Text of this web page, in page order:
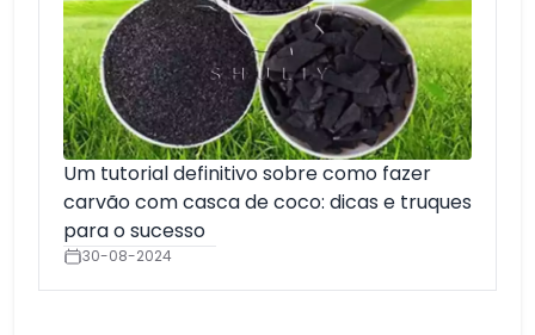
Um tutorial definitivo sobre como fazer
carvão com casca de coco: dicas e truques
para o sucesso
30-08-2024